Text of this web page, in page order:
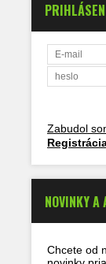
Zabudol
NOVINKY
Chcete od